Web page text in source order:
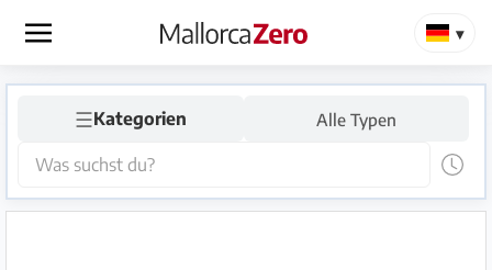
×
Startseite
Anzeige
aufgeben
☰Kategorien Alle Typen